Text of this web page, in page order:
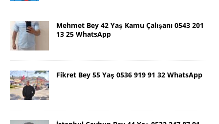
Mehmet Bey 42 Yaş Kamu Çalışanı 0543 201
13 25 WhatsApp
Fikret Bey 55 Yaş 0536 919 91 32 WhatsApp